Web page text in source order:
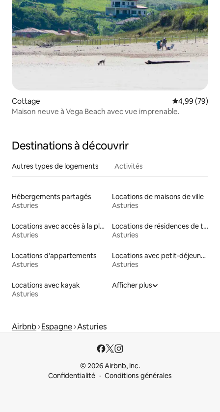
Cottage Évaluation
4,99 (79)
Maison neuve à Vega Beach avec vue imprenable.
Destinations à découvrir
Autres types de logements Activités
Hébergements partagés
Asturies
Locations de maisons de ville
Asturies
Locations avec accès à la plage
Asturies
Locations de résidences de tourisme
Asturies
Locations d'appartements
Asturies
Locations avec petit-déjeuner
Asturies
Locations avec kayak
Asturies
Afficher plus
Airbnb Espagne Asturies
© 2026 Airbnb, Inc.
Confidentialité
Conditions générales